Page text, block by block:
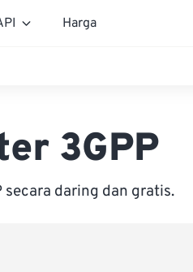
Harga
3GPP
daring dan gratis.